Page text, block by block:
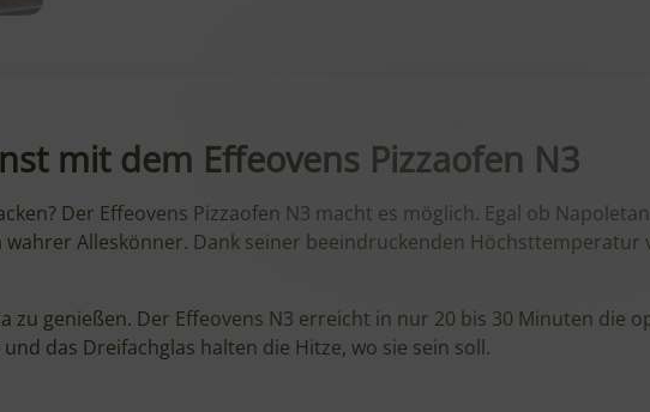
mit dem Effeovens Pizzaofen N3
Der Effeovens Pizzaofen N3 macht es möglich. Egal ob
Alleskönner. Dank seiner beeindruckenden Höchsttemperatur
zu genießen. Der Effeovens N3 erreicht in nur 20 bis 30 Minuten die
das Dreifachglas halten die Hitze, wo sie sein soll.